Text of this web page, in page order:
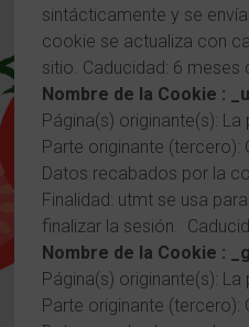
sintácticamente y se
cookie se actualiza con
sitio. Caducidad: 6 meses
Nombre de la Cookie :
Página(s) originante(s):
Parte originante (tercero):
Datos recabados por la
Finalidad: utmt se usa
finalizar la sesión.
Nombre de la Cookie :
Página(s) originante(s):
Parte originante (tercero):